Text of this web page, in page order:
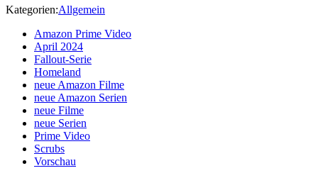
Kategorien:Allgemein
Amazon Prime Video
April 2024
Fallout-Serie
Homeland
neue Amazon Filme
neue Amazon Serien
neue Filme
neue Serien
Prime Video
Scrubs
Vorschau